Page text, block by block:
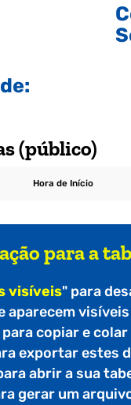
(público)
Hora de Início
para a
visíveis" para
aparecem
para copiar e
exportar estes
abrir a sua
gerar um